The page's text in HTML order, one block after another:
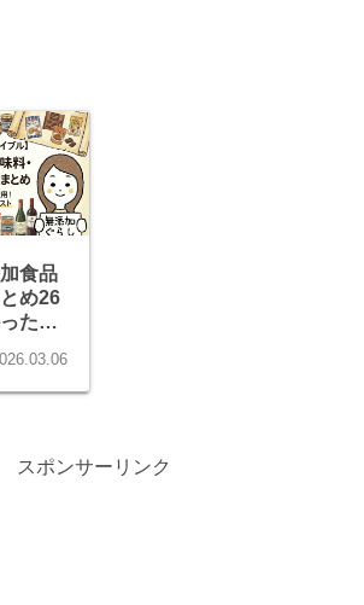
食品
め26
た調
スポンサーリンク